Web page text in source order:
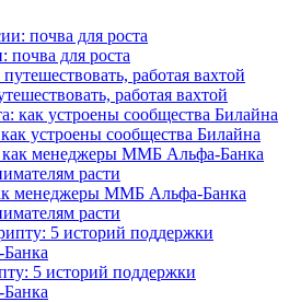
почва для роста
работая вахтой
устроены сообщества Билайна
менеджеры ММБ Альфа-Банка
расти
5 историй поддержки
Банка